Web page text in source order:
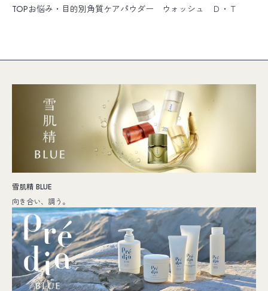
TOPお悩み・目的別角質ケアパウダー ウォッシュ Ｄ・Ｔ
雪肌精 BLUE
向き合い、調う。